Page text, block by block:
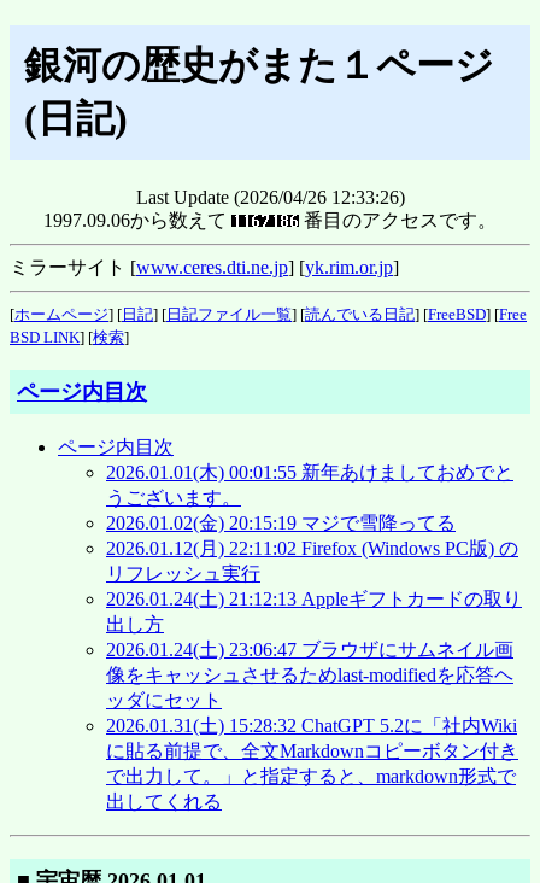
銀河の歴史がまた１ページ
(日記)
Last Update (2026/04/26 12:33:26)
1997.09.06から数えて
番目のアクセスです。
ミラーサイト [www.ceres.dti.ne.jp] [yk.rim.or.jp]
[ホームページ] [ 日記] [ 日記ファイル一覧] [読んでいる日記] [FreeBSD] [Free
BSD LINK] [検索]
ページ内目次
ページ内目次
2026.01.01(木) 00:01:55 新年あけましておめでと
うございます。
2026.01.02(金) 20:15:19 マジで雪降ってる
2026.01.12(月) 22:11:02 Firefox (Windows PC版) の
リフレッシュ実行
2026.01.24(土) 21:12:13 Appleギフトカードの取り
出し方
2026.01.24(土) 23:06:47 ブラウザにサムネイル画
像をキャッシュさせるためlast-modifiedを応答ヘ
ッダにセット
2026.01.31(土) 15:28:32 ChatGPT 5.2に「社内Wiki
に貼る前提で、全文Markdownコピーボタン付き
で出力して。」と指定すると、markdown形式で
出してくれる